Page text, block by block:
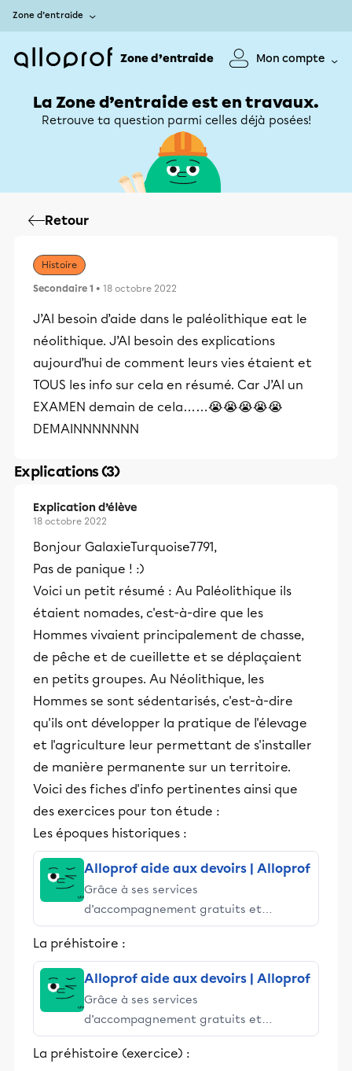
Zone d’entraide
Zone d’entraide Mon compte
La Zone d’entraide est en travaux.
Retrouve ta question parmi celles déjà posées!
Retour
Histoire
Secondaire 1 • 18 octobre 2022
J’AI besoin d’aide dans le paléolithique eat le
néolithique. J’AI besoin des explications
aujourd’hui de comment leurs vies étaient et
TOUS les info sur cela en résumé. Car J’AI un
EXAMEN demain de cela……😭😭😭😭😭
DEMAINNNNNNN
Explications (3)
Explication d’élève
18 octobre 2022
Bonjour GalaxieTurquoise7791,
Pas de panique ! :)
Voici un petit résumé : Au Paléolithique ils
étaient nomades, c'est-à-dire que les
Hommes vivaient principalement de chasse,
de pêche et de cueillette et se déplaçaient
en petits groupes. Au Néolithique, les
Hommes se sont sédentarisés, c'est-à-dire
qu'ils ont développer la pratique de l'élevage
et l'agriculture leur permettant de s'installer
de manière permanente sur un territoire.
Voici des fiches d'info pertinentes ainsi que
des exercices pour ton étude :
Les époques historiques :
Alloprof aide aux devoirs | Alloprof
Grâce à ses services
d’accompagnement gratuits et
stimulants, Alloprof engage les élèves
et leurs parents dans la réussite
La préhistoire :
Alloprof aide aux devoirs | Alloprof
Grâce à ses services
d’accompagnement gratuits et
stimulants, Alloprof engage les élèves
et leurs parents dans la réussite
La préhistoire (exercice) :